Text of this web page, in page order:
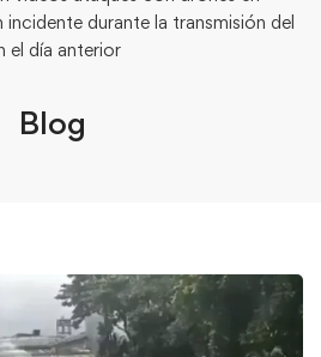
durante la transmisión del
el día anterior
Blog